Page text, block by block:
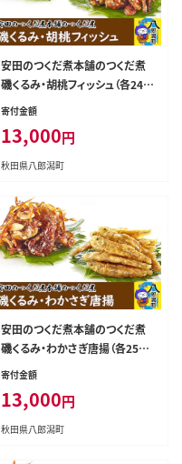
安田のつくだ煮本舗のつくだ煮
磯くるみ・胡桃フィッシュ（各240
g 計480g） [佃煮 つくだ煮 ご飯
寄付金額
13,000円
秋田県八郎潟町
安田のつくだ煮本舗のつくだ煮
磯くるみ・わかさぎ唐揚（各250g
合計500g） [佃煮 つくだ煮 ご飯
寄付金額
13,000円
秋田県八郎潟町